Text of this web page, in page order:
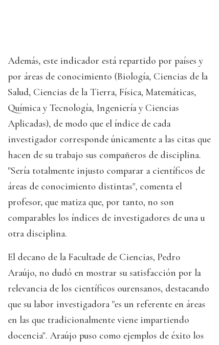
Además, este indicador está repartido por países y
por áreas de conocimiento (Biología, Ciencias de la
Salud, Ciencias de la Tierra, Física, Matemáticas,
Química y Tecnología, Ingeniería y Ciencias
Aplicadas), de modo que el índice de cada
investigador corresponde únicamente a las citas que
hacen de su trabajo sus compañeros de disciplina.
"Sería totalmente injusto comparar a científicos de
áreas de conocimiento distintas", comenta el
profesor, que matiza que, por tanto, no son
comparables los índices de investigadores de una u
otra disciplina.
El decano de la Facultade de Ciencias, Pedro
Araújo, no dudó en mostrar su satisfacción por la
relevancia de los científicos ourensanos, destacando
que su labor investigadora "es un referente en áreas
en las que tradicionalmente viene impartiendo
docencia". Araújo puso como ejemplos de éxito los